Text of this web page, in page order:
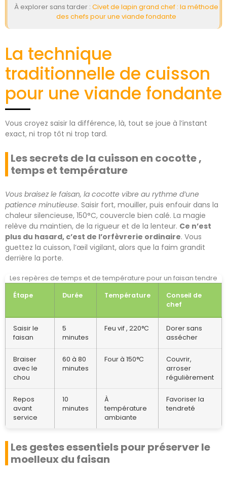
À explorer sans tarder : Civet de lapin grand chef : la méthode
des chefs pour une viande fondante
La technique
traditionnelle de cuisson
pour une viande fondante
Vous croyez saisir la différence, là, tout se joue à l’instant
exact, ni trop tôt ni trop tard.
Les secrets de la cuisson en cocotte ,
temps et température
Vous braisez le faisan, la cocotte vibre au rythme d’une
patience minutieuse. Saisir fort, mouiller, puis enfouir dans la
chaleur silencieuse, 150°C, couvercle bien calé. La magie
relève du maintien, de la rigueur et de la lenteur. Ce n’est
plus du hasard, c’est de l’orfèvrerie ordinaire. Vous
guettez la cuisson, l’œil vigilant, alors que la faim grandit
derrière la porte.
Les repères de temps et de température pour un faisan tendre
Étape
Durée Température
Conseil de
chef
Saisir le
faisan
5
minutes
Feu vif , 220°C
Dorer sans
assécher
Braiser
avec le
chou
60 à 80
minutes
Four à 150°C
Couvrir,
arroser
régulièrement
Repos
avant
service
10
minutes
À
température
ambiante
Favoriser la
tendreté
Les gestes essentiels pour préserver le
moelleux du faisan